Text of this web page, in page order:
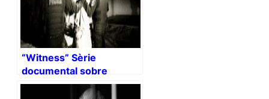
“Witness” Sèrie
documental sobre
Fotògrafs de Guerra